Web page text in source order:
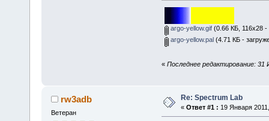
argo-yellow.gif(0.66 КБ, 116x28 -
argo-yellow.pal(4.71 КБ -
« Последнее редактирование:
rw3adb
Ветеран
Re: Spectrum Lab
« Ответ #1 : 19 Января